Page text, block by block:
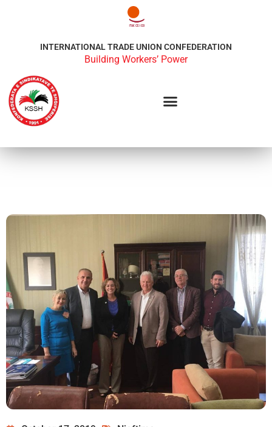
INTERNATIONAL TRADE UNION CONFEDERATION
Building Workers’ Power